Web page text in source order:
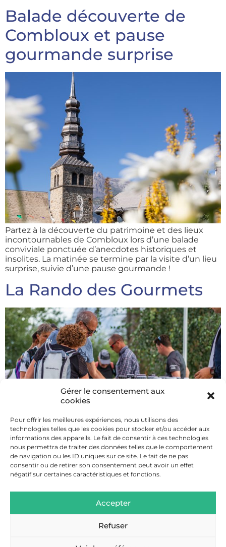
Gérer le consentement aux
cookies
Pour offrir les meilleures expériences, nous utilisons des
technologies telles que les cookies pour stocker et/ou accéder aux
informations des appareils. Le fait de consentir à ces technologies
nous permettra de traiter des données telles que le comportement
de navigation ou les ID uniques sur ce site. Le fait de ne pas
consentir ou de retirer son consentement peut avoir un effet
négatif sur certaines caractéristiques et fonctions.
Accepter
Refuser
Balade découverte de
Combloux et pause
gourmande surprise
Partez à la découverte du patrimoine et des lieux
incontournables de Combloux lors d’une balade
conviviale ponctuée d’anecdotes historiques et
insolites. La matinée se termine par la visite d’un lieu
surprise, suivie d’une pause gourmande !
La Rando des Gourmets
Dimanche 13 septembre 2026 : 5e édition de la
Rando des Gourmets à Combloux ! Un événement
gourmand, culturel et convivial à partager en famille